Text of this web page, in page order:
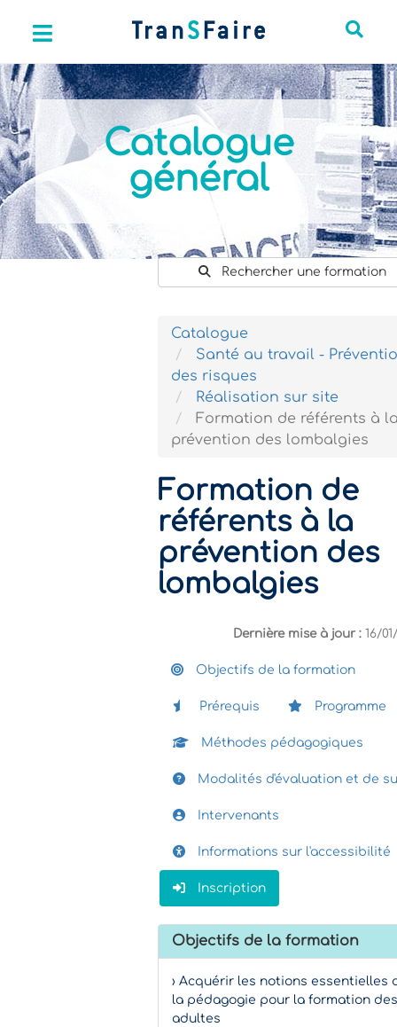
Catalogue
général
Rechercher une formation
Catalogue
Santé au travail -
des risques
Réalisation sur site
Formation de référents à
prévention des lombalgies
Formation de
référents à la
prévention des
lombalgies
Dernière mise à jour : 16/
Objectifs de la formation
Prérequis Programme
Méthodes pédagogiques
Modalités d'évaluation et de
Intervenants
Informations sur l'accessibilité
Inscription
Objectifs de la formation
› Acquérir les notions essentielles
la pédagogie pour la formation des
adultes